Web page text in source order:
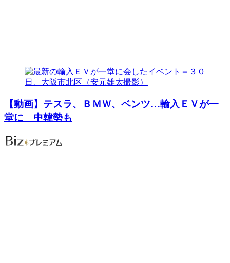
【動画】テスラ、ＢＭＷ、ベンツ…輸入ＥＶが一
堂に 中韓勢も